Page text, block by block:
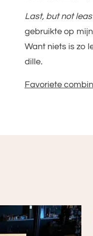
Last, but not
gebruikte op
Want niets is zo
dille.
Favoriete